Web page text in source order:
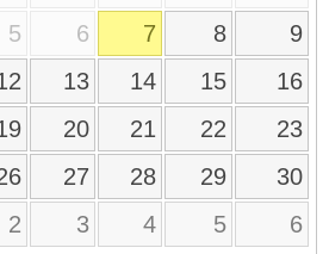
5 6 7 8
9
13 14 15
16
20 21 22
23
27 28 29
30
2 3 4 5 6